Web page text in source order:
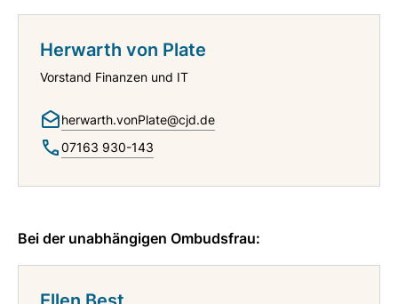
Herwarth von Plate
Vorstand Finanzen und IT
herwarth.vonPlate@cjd.de
07163 930-143
Bei der unabhängigen Ombudsfrau: